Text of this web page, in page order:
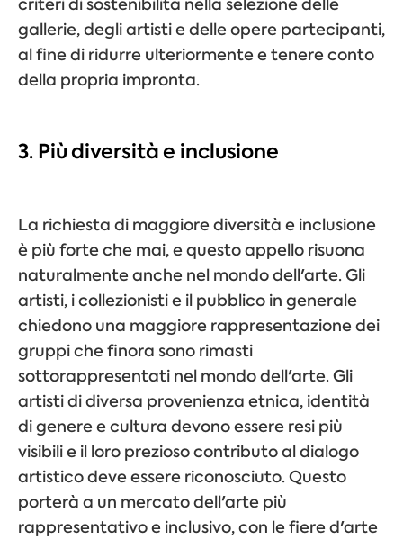
criteri di sostenibilità nella selezione delle
gallerie, degli artisti e delle opere partecipanti,
al fine di ridurre ulteriormente e tenere conto
della propria impronta.
3. Più diversità e inclusione
La richiesta di maggiore diversità e inclusione
è più forte che mai, e questo appello risuona
naturalmente anche nel mondo dell'arte. Gli
artisti, i collezionisti e il pubblico in generale
chiedono una maggiore rappresentazione dei
gruppi che finora sono rimasti
sottorappresentati nel mondo dell'arte. Gli
artisti di diversa provenienza etnica, identità
di genere e cultura devono essere resi più
visibili e il loro prezioso contributo al dialogo
artistico deve essere riconosciuto. Questo
porterà a un mercato dell'arte più
rappresentativo e inclusivo, con le fiere d'arte